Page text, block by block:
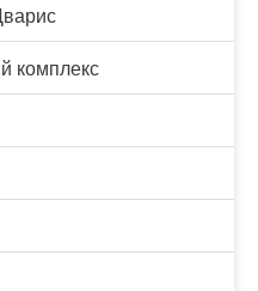
комплекс